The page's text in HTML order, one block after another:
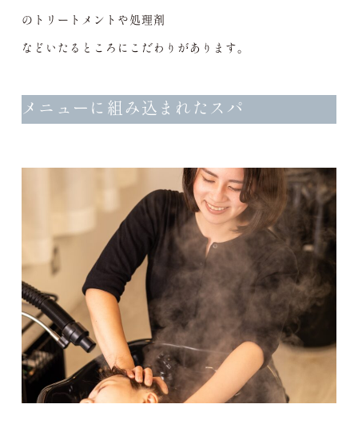
のトリートメントや処理剤
などいたるところにこだわりがあります。
メニューに組み込まれたスパ